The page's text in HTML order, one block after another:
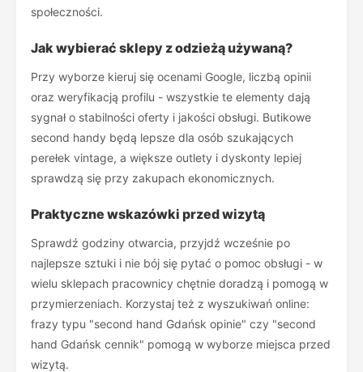
społeczności.
Jak wybierać sklepy z odzieżą używaną?
Przy wyborze kieruj się ocenami Google, liczbą opinii
oraz weryfikacją profilu - wszystkie te elementy dają
sygnał o stabilności oferty i jakości obsługi. Butikowe
second handy będą lepsze dla osób szukających
perełek vintage, a większe outlety i dyskonty lepiej
sprawdzą się przy zakupach ekonomicznych.
Praktyczne wskazówki przed wizytą
Sprawdź godziny otwarcia, przyjdź wcześnie po
najlepsze sztuki i nie bój się pytać o pomoc obsługi - w
wielu sklepach pracownicy chętnie doradzą i pomogą w
przymierzeniach. Korzystaj też z wyszukiwań online:
frazy typu "second hand Gdańsk opinie" czy "second
hand Gdańsk cennik" pomogą w wyborze miejsca przed
wizytą.